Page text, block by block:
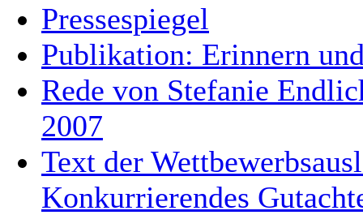
Pressespiegel
Publikation: Erinnern
Rede von Stefanie
2007
Text der
Konkurrierendes